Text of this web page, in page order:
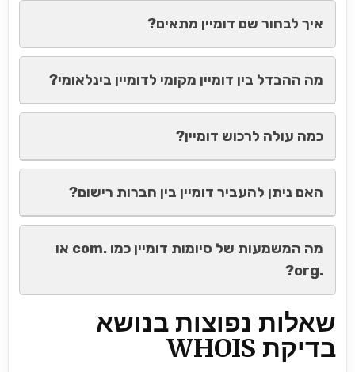
איך לבחור שם דומיין מתאים?
מה ההבדל בין דומיין מקומי לדומיין בינלאומי?
כמה עולה לרכוש דומיין?
האם ניתן להעביר דומיין בין חברות רישום?
מה המשמעות של סיומות דומיין כמו .com או
.org?
שאלות נפוצות בנושא
בדיקת WHOIS